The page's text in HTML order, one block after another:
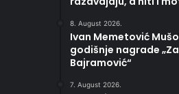
8. August 2026.
Ivan Memetović
godišnje nagrade
Bajramović“
7. August 2026.